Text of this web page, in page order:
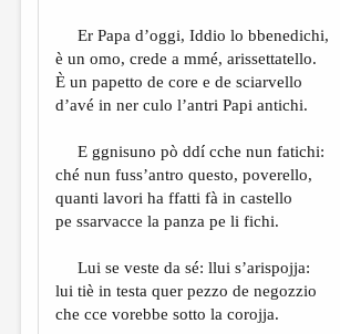
ЛИТЕРАТУРОВЕДЕНИЕ
КУЛЬТУРОВЕДЕНИЕ
РЕЦЕНЗИРОВАНИЕ
ЦИКЛЫ ПУБЛИКАЦИЙ
МЕДИА
ВКОНТАКТЕ
Er Papa d’oggi, Iddio lo bbenedichi,
è un omo, crede a mmé, arissettatello.
È un papetto de core e de sciarvello
d’avé in ner culo l’antri Papi antichi.
E ggnisuno pò ddí cche nun fatichi:
ché nun fuss’antro questo, poverello,
quanti lavori ha ffatti fà in castello
pe ssarvacce la panza pe li fichi.
Lui se veste da sé: llui s’arispojja:
lui tiè in testa quer pezzo de negozzio
che cce vorebbe sotto la corojja.